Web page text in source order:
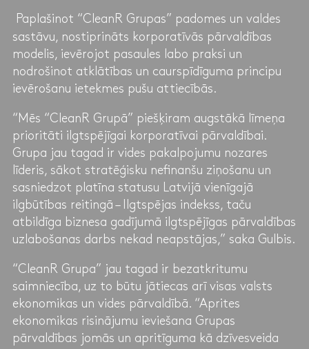
Paplašinot “CleanR Grupas” padomes un valdes
sastāvu, nostiprināts korporatīvās pārvaldības
modelis, ievērojot pasaules labo praksi un
nodrošinot atklātības un caurspīdīguma principu
ievērošanu ietekmes pušu attiecībās.
“Mēs “CleanR Grupā” piešķiram augstākā līmeņa
prioritāti ilgtspējīgai korporatīvai pārvaldībai.
Grupa jau tagad ir vides pakalpojumu nozares
līderis, sākot stratēģisku nefinanšu ziņošanu un
sasniedzot platīna statusu Latvijā vienīgajā
ilgbūtības reitingā – Ilgtspējas indekss, taču
atbildīga biznesa gadījumā ilgtspējīgas pārvaldības
uzlabošanas darbs nekad neapstājas,” saka Gulbis.
“CleanR Grupa” jau tagad ir bezatkritumu
saimniecība, uz to būtu jātiecas arī visas valsts
ekonomikas un vides pārvaldībā. “Aprites
ekonomikas risinājumu ieviešana Grupas
pārvaldības jomās un apritīguma kā dzīvesveida